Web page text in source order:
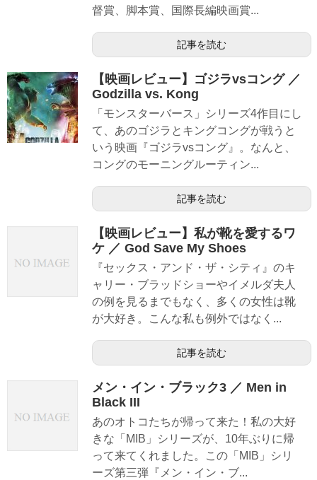
督賞、脚本賞、国際長編映画賞...
記事を読む
【映画レビュー】ゴジラvsコング ／
Godzilla vs. Kong
「モンスターバース」シリーズ4作目にし
て、あのゴジラとキングコングが戦うと
いう映画『ゴジラvsコング』。なんと、
コングのモーニングルーティン...
記事を読む
【映画レビュー】私が靴を愛するワ
ケ ／ God Save My Shoes
『セックス・アンド・ザ・シティ』のキ
ャリー・ブラッドショーやイメルダ夫人
の例を見るまでもなく、多くの女性は靴
が大好き。こんな私も例外ではなく...
記事を読む
メン・イン・ブラック3 ／ Men in
Black III
あのオトコたちが帰って来た！私の大好
きな「MIB」シリーズが、10年ぶりに帰
って来てくれました。この「MIB」シリ
ーズ第三弾『メン・イン・ブ...